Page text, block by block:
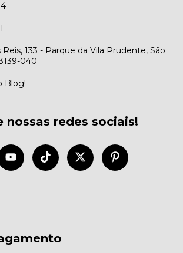
Reis, 133 - Parque da Vila Prudente, São
040
Blog!
nossas redes sociais!